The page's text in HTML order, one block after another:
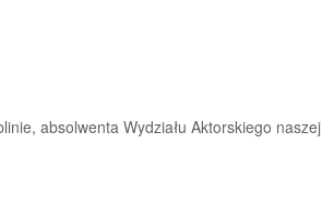
absolwenta Wydziału Aktorskiego naszej